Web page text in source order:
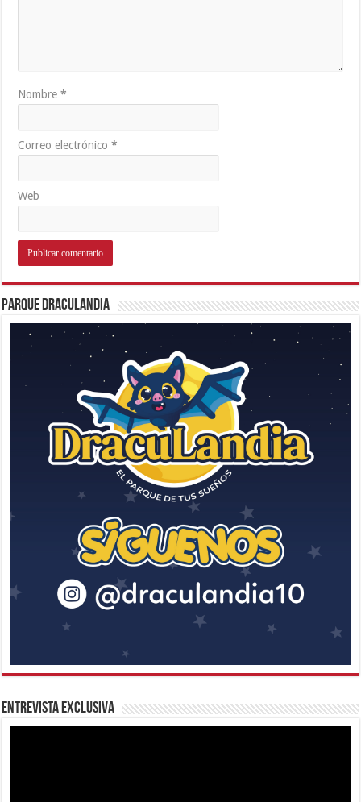
Nombre*
Correo electrónico*
Web
Parque Draculandia
Entrevista Exclusiva